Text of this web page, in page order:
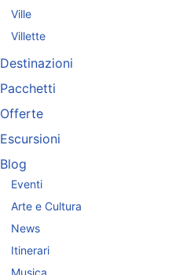
Ville
Villette
Destinazioni
Pacchetti
Offerte
Escursioni
Blog
Eventi
Arte e Cultura
News
Itinerari